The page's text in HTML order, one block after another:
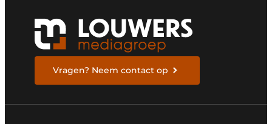
Vragen? Neem contact op